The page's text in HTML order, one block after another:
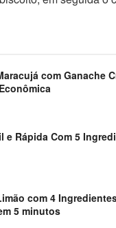
com Ganache
e Rápida Com 5
com 4
5 minutos